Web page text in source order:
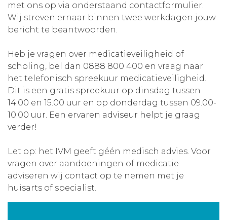
Contact
Winkelwagentje
Aanmelden nieuwsbrief
Inloggen
Toegang leeromgeving
met ons op via onderstaand contactformulier.
Wij streven ernaar binnen twee werkdagen jouw
bericht te beantwoorden.
Heb je vragen over medicatieveiligheid of
scholing, bel dan 0888 800 400 en vraag naar
het telefonisch spreekuur medicatieveiligheid.
Dit is een gratis spreekuur op dinsdag tussen
14.00 en 15.00 uur en op donderdag tussen 09.00-
10.00 uur. Een ervaren adviseur helpt je graag
verder!
Let op: het IVM geeft géén medisch advies. Voor
vragen over aandoeningen of medicatie
adviseren wij contact op te nemen met je
huisarts of specialist.